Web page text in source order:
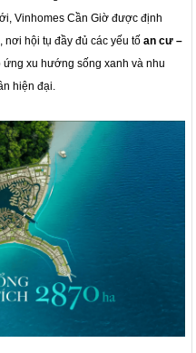
Vinhomes Cần Giờ được định
nơi hội tụ đầy đủ các yếu tốan cư –
ứng xu hướng sống xanh và nhu
hiện đại.